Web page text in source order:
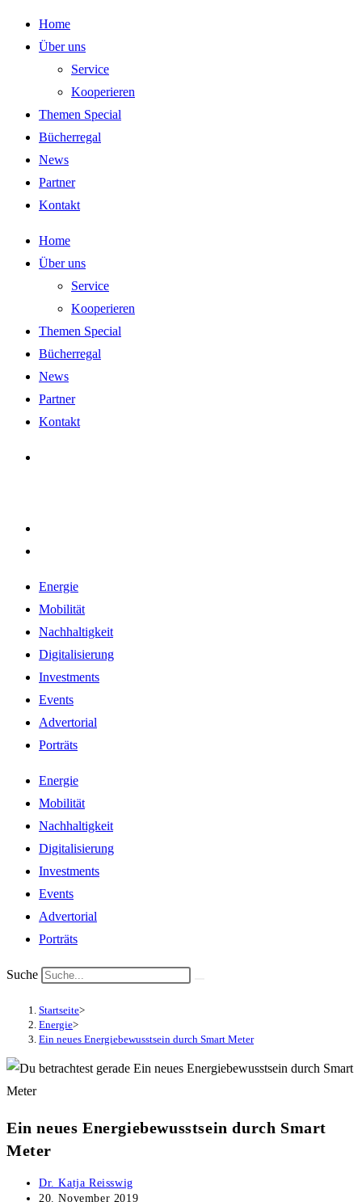
Zum
Inhalt
Home
Über uns
Service
Kooperieren
Themen Special
Bücherregal
News
Partner
Kontakt
Home
Über uns
Service
Kooperieren
Themen Special
Bücherregal
News
Partner
Kontakt
Energie
Mobilität
Nachhaltigkeit
Digitalisierung
Investments
Events
Advertorial
Porträts
Energie
Mobilität
Nachhaltigkeit
Digitalisierung
Investments
Events
Advertorial
Porträts
Suche
Startseite>
Energie>
Ein neues Energiebewusstsein durch Smart Meter
Ein neues Energiebewusstsein durch Smart
Meter
Beitrags-
Autor:
Dr. Katja Reisswig
Beitrag
20. November 2019